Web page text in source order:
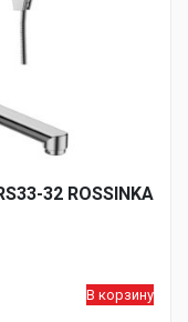
32 ROSSINKA
В корзину